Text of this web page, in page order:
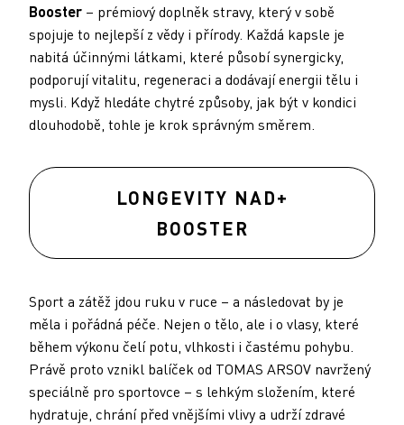
Booster – prémiový doplněk stravy, který v sobě
spojuje to nejlepší z vědy i přírody. Každá kapsle je
nabitá účinnými látkami, které působí synergicky,
podporují vitalitu, regeneraci a dodávají energii tělu i
mysli. Když hledáte chytré způsoby, jak být v kondici
dlouhodobě, tohle je krok správným směrem.
LONGEVITY NAD+
BOOSTER
Sport a zátěž jdou ruku v ruce – a následovat by je
měla i pořádná péče. Nejen o tělo, ale i o vlasy, které
během výkonu čelí potu, vlhkosti i častému pohybu.
Právě proto vznikl balíček od TOMAS ARSOV navržený
speciálně pro sportovce – s lehkým složením, které
hydratuje, chrání před vnějšími vlivy a udrží zdravé